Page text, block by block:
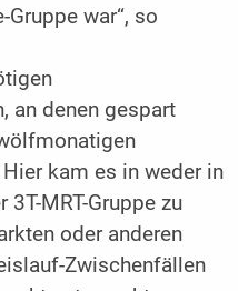
war“, so
an denen gespart
kam es in weder in
MRT-Gruppe zu
oder anderen
Zwischenfällen